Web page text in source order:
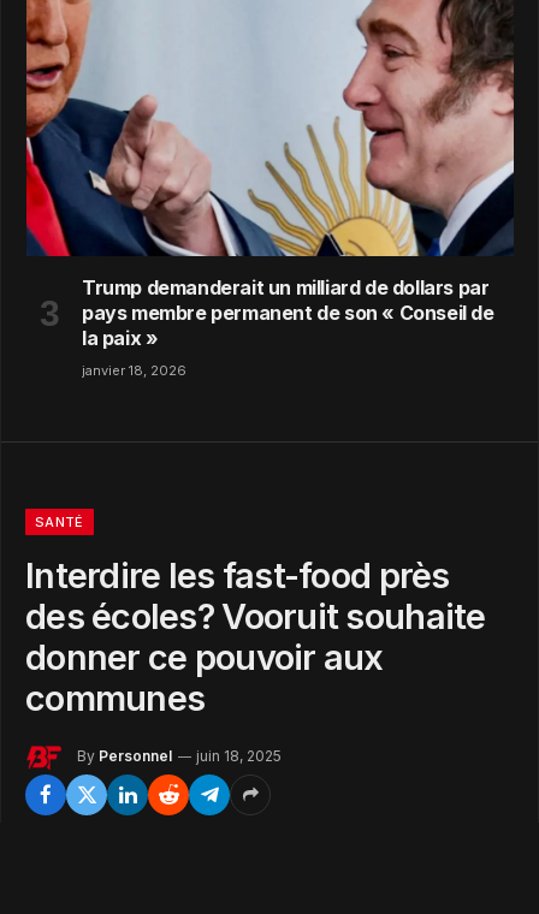
Trump demanderait un milliard de dollars par
pays membre permanent de son « Conseil de
la paix »
janvier 18, 2026
SANTÉ
Interdire les fast-food près
des écoles? Vooruit souhaite
donner ce pouvoir aux
communes
By Personnel juin 18, 2025